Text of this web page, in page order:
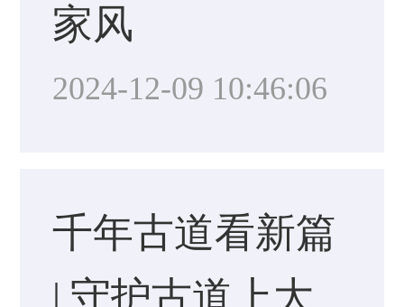
家风
2024-12-09 10:46:06
千年古道看新篇
| 守护古道上大